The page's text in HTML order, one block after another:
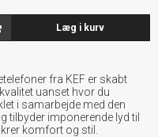
Læg i kurv
fra KEF er skabt
uanset hvor du
i samarbejde med den
tilbyder imponerende lyd til
komfort og stil.